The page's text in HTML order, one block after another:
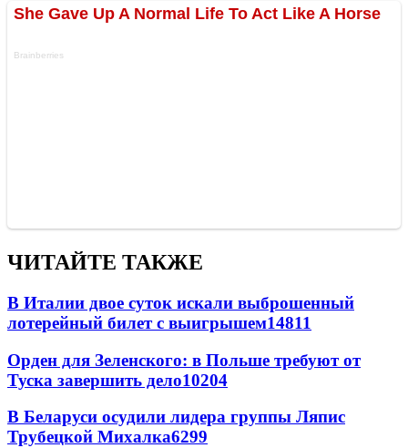
ЧИТАЙТЕ ТАКЖЕ
В Италии двое суток искали выброшенный
лотерейный билет с выигрышем14811
Орден для Зеленского: в Польше требуют от
Туска завершить дело10204
В Беларуси осудили лидера группы Ляпис
Трубецкой Михалка6299